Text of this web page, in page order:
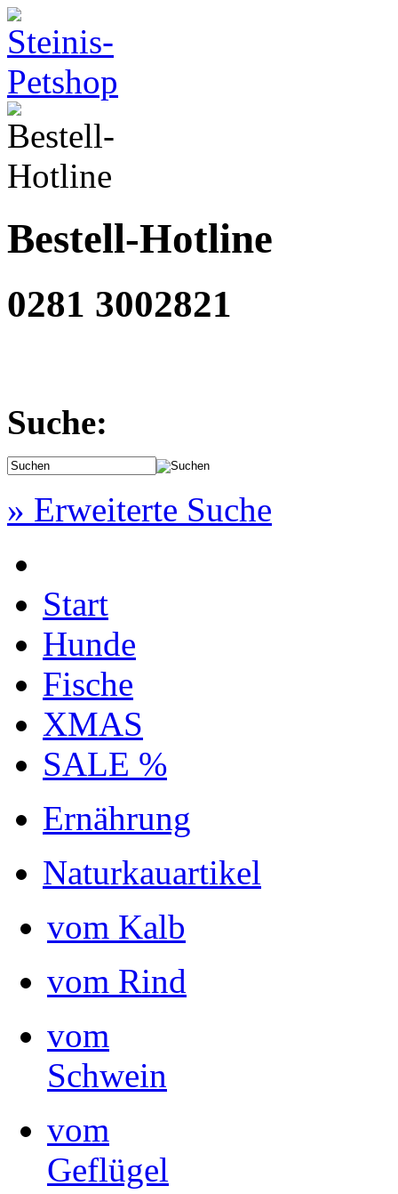
Bestell-Hotline
0281 3002821
Suche:
» Erweiterte Suche
Start
Hunde
Fische
XMAS
SALE %
Ernährung
Naturkauartikel
vom Kalb
vom Rind
vom
Schwein
vom
Geflügel